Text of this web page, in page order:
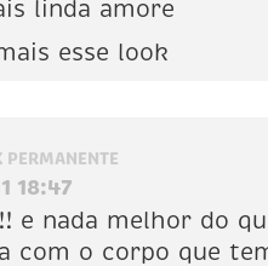
linda amore
esse look
PERMANENTE
18:47
e nada melhor do
com o corpo que